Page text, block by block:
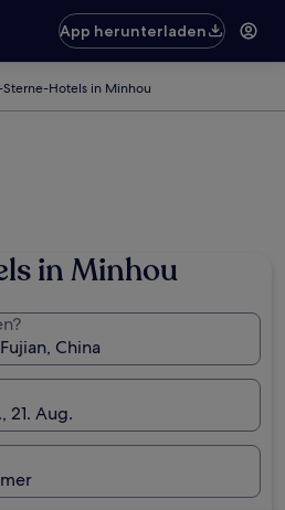
App herunterladen
Hotels in Minhou
in Minhou
China
21. Aug.